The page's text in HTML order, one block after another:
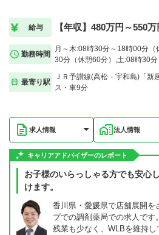
給与 【年収】480万円～550万
勤務時間
月～木:08時30分～18時00分
30分（休憩60分）,土:08時30分
最寄り駅
ＪＲ予讃線(高松－宇和島)「新
ス・車9分
求人情報 法人情報
キャリアアドバイザーのレポート
お子様のいらっしゃる方でも安心
けます。
香川県・愛媛県で店舗展開を
プでの調剤薬局での求人です
残業も少なく、WLBを維持